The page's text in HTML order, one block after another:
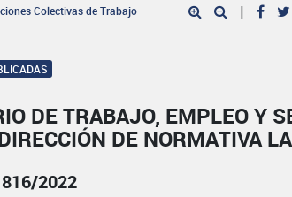
Colectivas de Trabajo
|
DE TRABAJO, EMPLEO Y
DE NORMATIVA
2022